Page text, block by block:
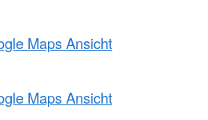
Maps Ansicht
Maps Ansicht